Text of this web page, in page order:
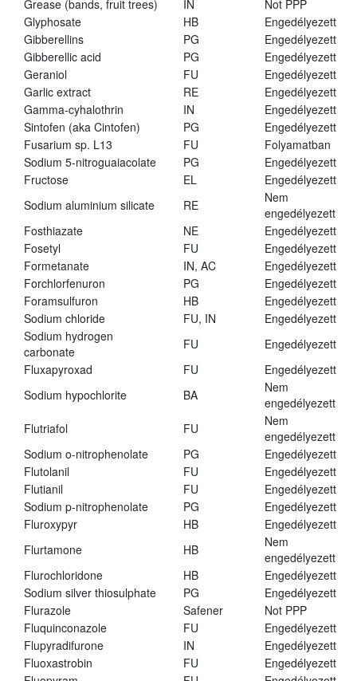
Grease (bands, fruit trees)
IN
Not PPP
Glyphosate
HB
Engedélyezett
Gibberellins
PG
Engedélyezett
Gibberellic acid
PG
Engedélyezett
Geraniol
FU
Engedélyezett
Garlic extract
RE
Engedélyezett
Gamma-cyhalothrin
IN
Engedélyezett
Sintofen (aka Cintofen)
PG
Engedélyezett
Fusarium sp. L13
FU
Folyamatban
Sodium 5-nitroguaiacolate
PG
Engedélyezett
Fructose
EL
Engedélyezett
Sodium aluminium silicate
RE
Nem
engedélyezett
Fosthiazate
NE
Engedélyezett
Fosetyl
FU
Engedélyezett
Formetanate
IN, AC
Engedélyezett
Forchlorfenuron
PG
Engedélyezett
Foramsulfuron
HB
Engedélyezett
Sodium chloride
FU, IN
Engedélyezett
Sodium hydrogen
carbonate
FU
Engedélyezett
Fluxapyroxad
FU
Engedélyezett
Sodium hypochlorite
BA
Nem
engedélyezett
Flutriafol
FU
Nem
engedélyezett
Sodium o-nitrophenolate
PG
Engedélyezett
Flutolanil
FU
Engedélyezett
Flutianil
FU
Engedélyezett
Sodium p-nitrophenolate
PG
Engedélyezett
Fluroxypyr
HB
Engedélyezett
Flurtamone
HB
Nem
engedélyezett
Flurochloridone
HB
Engedélyezett
Sodium silver thiosulphate
PG
Engedélyezett
Flurazole
Safener
Not PPP
Fluquinconazole
FU
Engedélyezett
Flupyradifurone
IN
Engedélyezett
Fluoxastrobin
FU
Engedélyezett